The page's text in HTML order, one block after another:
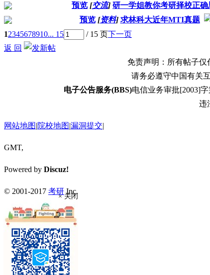
预览 [交流] 研一学姐教你考研择校正确
预览 [资料] 求林科大近年MTI真题
12345678910... 15 / 15 页下一页
返 回
免责声明：所有帖子
请务必遵守中国有关
电子公告服务(BBS)电信业务审批[2003]
违
网站地图|院校地图|漏洞提交|
GMT,
Powered by Discuz!
© 2001-2017 考研Inc.
返回顶部 返回版块
× 关闭